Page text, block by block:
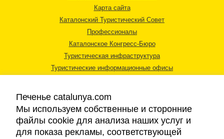
Карта сайта
Каталонский Туристический Совет
Профессионалы
Каталонское Конгресс-Бюро
Туристическая инфраструктура
Туристические информационные офисы
Печенье catalunya.com
Мы используем собственные и сторонние
файлы cookie для анализа наших услуг и
для показа рекламы, соответствующей